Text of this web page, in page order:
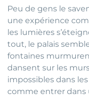
Peu de gens le
une expérience
les lumières
tout, le palais
fontaines
dansent sur les
impossibles dans les
comme entrer dans